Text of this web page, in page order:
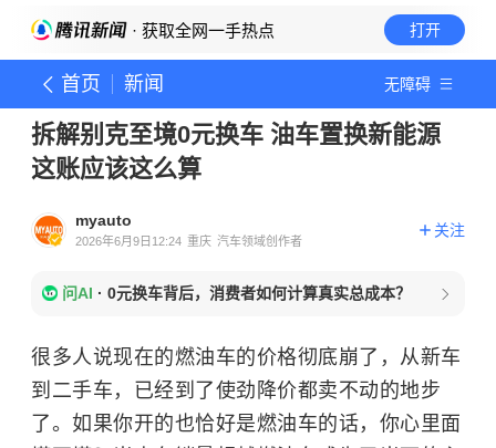
· 获取全网一手热点 打开
首页 新闻 无障碍
拆解别克至境0元换车 油车置换新能源
这账应该这么算
myauto
2026年6月9日12:24 重庆 汽车领域创作者
关注
问AI · 0元换车背后，消费者如何计算真实总成本？
很多人说现在的燃油车的价格彻底崩了，从新车
到二手车，已经到了使劲降价都卖不动的地步
了。如果你开的也恰好是燃油车的话，你心里面